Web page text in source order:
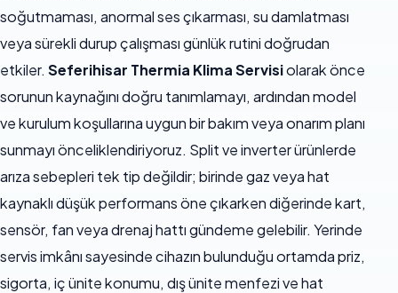
soğutmaması, anormal ses çıkarması, su damlatması
veya sürekli durup çalışması günlük rutini doğrudan
etkiler. Seferihisar Thermia Klima Servisiolarak önce
sorunun kaynağını doğru tanımlamayı, ardından model
ve kurulum koşullarına uygun bir bakım veya onarım planı
sunmayı önceliklendiriyoruz. Split ve inverter ürünlerde
arıza sebepleri tek tip değildir; birinde gaz veya hat
kaynaklı düşük performans öne çıkarken diğerinde kart,
sensör, fan veya drenaj hattı gündeme gelebilir. Yerinde
servis imkânı sayesinde cihazın bulunduğu ortamda priz,
sigorta, iç ünite konumu, dış ünite menfezi ve hat